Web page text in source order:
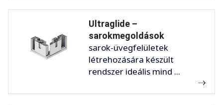
Ultraglide –
sarokmegoldások
sarok-üvegfelületek
létrehozására készült
rendszer ideális mind ...